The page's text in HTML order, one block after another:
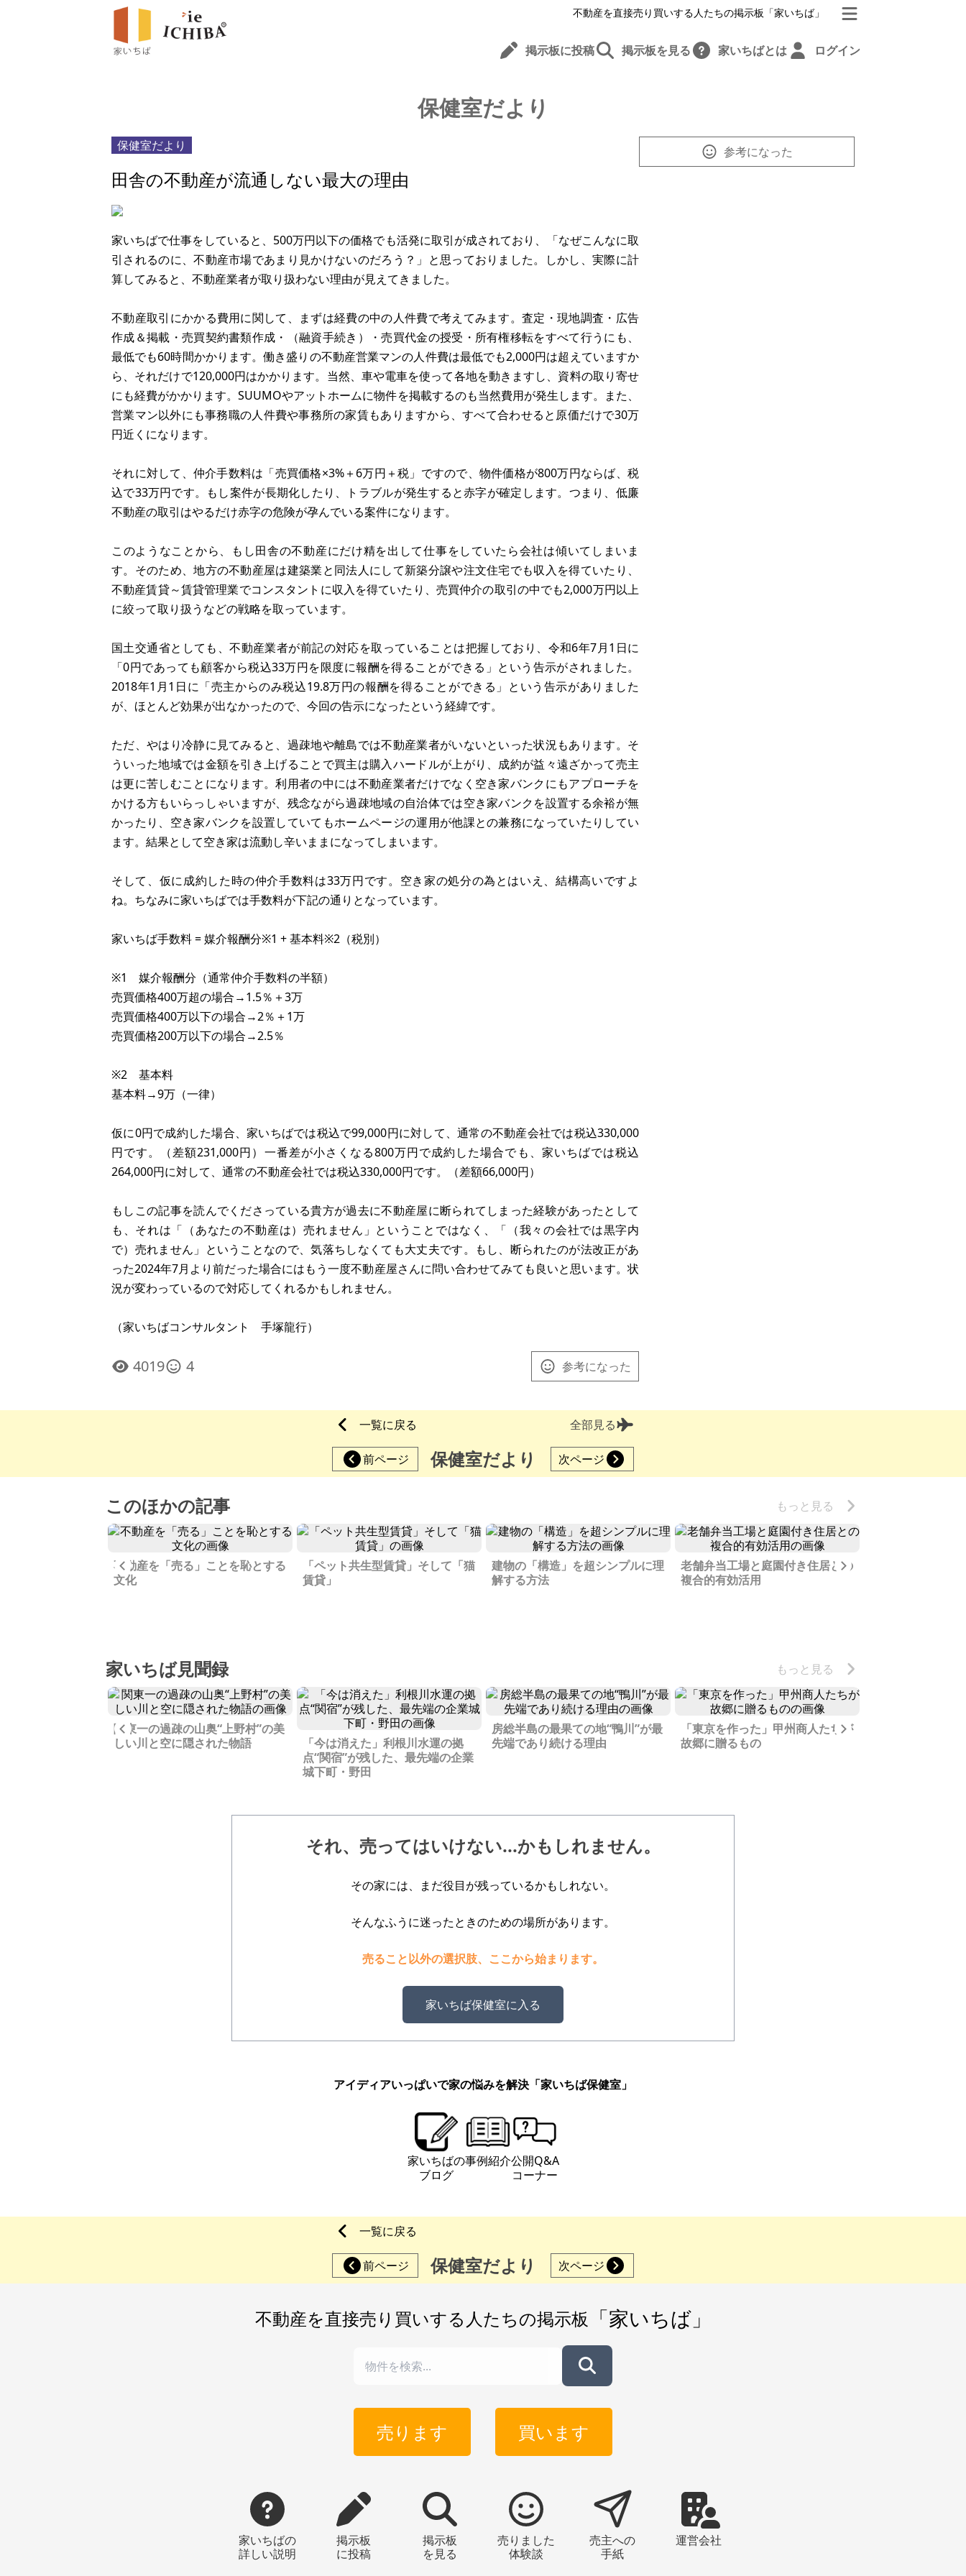
不動産を直接売り買いする人たちの掲示板「家いちば」
掲示板に投稿 掲示板を見る 家いちばとは ログイン
保健室だより
保健室だより
田舎の不動産が流通しない最大の理由
家いちばで仕事をしていると、500万円以下の価格でも活発に取引が成されており、「なぜこんなに取
引されるのに、不動産市場であまり見かけないのだろう？」と思っておりました。しかし、実際に計
算してみると、不動産業者が取り扱わない理由が見えてきました。
不動産取引にかかる費用に関して、まずは経費の中の人件費で考えてみます。査定・現地調査・広告
作成＆掲載・売買契約書類作成・（融資手続き）・売買代金の授受・所有権移転をすべて行うにも、
最低でも60時間かかります。働き盛りの不動産営業マンの人件費は最低でも2,000円は超えていますか
ら、それだけで120,000円はかかります。当然、車や電車を使って各地を動きますし、資料の取り寄せ
にも経費がかかります。SUUMOやアットホームに物件を掲載するのも当然費用が発生します。また、
営業マン以外にも事務職の人件費や事務所の家賃もありますから、すべて合わせると原価だけで30万
円近くになります。
それに対して、仲介手数料は「売買価格×3%＋6万円＋税」ですので、物件価格が800万円ならば、税
込で33万円です。もし案件が長期化したり、トラブルが発生すると赤字が確定します。つまり、低廉
不動産の取引はやるだけ赤字の危険が孕んでいる案件になります。
このようなことから、もし田舎の不動産にだけ精を出して仕事をしていたら会社は傾いてしまいま
す。そのため、地方の不動産屋は建築業と同法人にして新築分譲や注文住宅でも収入を得ていたり、
不動産賃貸～賃貸管理業でコンスタントに収入を得ていたり、売買仲介の取引の中でも2,000万円以上
に絞って取り扱うなどの戦略を取っています。
国土交通省としても、不動産業者が前記の対応を取っていることは把握しており、令和6年7月1日に
「0円であっても顧客から税込33万円を限度に報酬を得ることができる」という告示がされました。
2018年1月1日に「売主からのみ税込19.8万円の報酬を得ることができる」という告示がありました
が、ほとんど効果が出なかったので、今回の告示になったという経緯です。
ただ、やはり冷静に見てみると、過疎地や離島では不動産業者がいないといった状況もあります。そ
ういった地域では金額を引き上げることで買主は購入ハードルが上がり、成約が益々遠ざかって売主
は更に苦しむことになります。利用者の中には不動産業者だけでなく空き家バンクにもアプローチを
かける方もいらっしゃいますが、残念ながら過疎地域の自治体では空き家バンクを設置する余裕が無
かったり、空き家バンクを設置していてもホームページの運用が他課との兼務になっていたりしてい
ます。結果として空き家は流動し辛いままになってしまいます。
そして、仮に成約した時の仲介手数料は33万円です。空き家の処分の為とはいえ、結構高いですよ
ね。ちなみに家いちばでは手数料が下記の通りとなっています。
家いちば手数料 = 媒介報酬分※1 + 基本料※2（税別）
※1 媒介報酬分（通常仲介手数料の半額）
売買価格400万超の場合→1.5％＋3万
売買価格400万以下の場合→2％＋1万
売買価格200万以下の場合→2.5％
※2 基本料
基本料→9万（一律）
仮に0円で成約した場合、家いちばでは税込で99,000円に対して、通常の不動産会社では税込330,000
円です。（差額231,000円）一番差が小さくなる800万円で成約した場合でも、家いちばでは税込
264,000円に対して、通常の不動産会社では税込330,000円です。（差額66,000円）
もしこの記事を読んでくださっている貴方が過去に不動産屋に断られてしまった経験があったとして
も、それは「（あなたの不動産は）売れません」ということではなく、「（我々の会社では黒字内
で）売れません」ということなので、気落ちしなくても大丈夫です。もし、断られたのが法改正があ
った2024年7月より前だった場合にはもう一度不動産屋さんに問い合わせてみても良いと思います。状
況が変わっているので対応してくれるかもしれません。
（家いちばコンサルタント 手塚龍行）
4019 4 参考になった
参考になった
一覧に戻る 全部見る
前ページ 保健室だより 次ページ
このほかの記事 もっと見る
Previous
不動産を「売る」ことを恥とする
文化
「ペット共生型賃貸」そして「猫
賃貸」
建物の「構造」を超シンプルに理
解する方法
老舗弁当工場と庭園付き住居との
複合的有効活用
Next
家いちば見聞録 もっと見る
Previous
関東一の過疎の山奥“上野村”の美
しい川と空に隠された物語
「今は消えた」利根川水運の拠
点“関宿”が残した、最先端の企業
城下町・野田
房総半島の最果ての地“鴨川”が最
先端であり続ける理由
「東京を作った」甲州商人たちが
故郷に贈るもの
Next
それ、売ってはいけない...かもしれません。
その家には、 まだ役目が残っているかもしれない。
そんなふうに迷ったときのための場所があります。
売ること以外の選択肢、ここから始まります。
家いちば保健室に入る
アイディアいっぱいで家の悩みを解決 「家いちば保健室」
家いちばの
ブログ
事例紹介公開Q&A
コーナー
一覧に戻る
前ページ 保健室だより 次ページ
不動産を直接売り買いする人たちの掲示板 「家いちば」
売ります 買います
家いちばの
詳しい説明
掲示板
に投稿
掲示板
を見る
売りました
体験談
売主への
手紙
運営会社